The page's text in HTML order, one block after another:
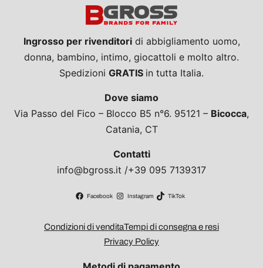
Ingrosso per rivenditoridi abbigliamento uomo,
donna, bambino, intimo, giocattoli e molto altro.
Spedizioni GRATIS in tutta Italia.
Dove siamo
Via Passo del Fico – Blocco B5 n°6. 95121 – Bicocca,
Catania, CT
Contatti
info@bgross.it /+39 095 7139317
Facebook Instagram TikTok
Condizioni di venditaTempi di consegna e resi
Privacy Policy